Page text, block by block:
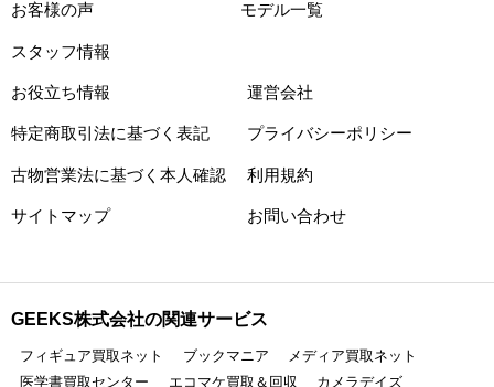
お客様の声 モデル一覧
スタッフ情報
お役立ち情報 運営会社
特定商取引法に基づく表記 プライバシーポリシー
古物営業法に基づく本人確認 利用規約
サイトマップ お問い合わせ
GEEKS株式会社の関連サービス
フィギュア買取ネット ブックマニア
メディア買取ネット
医学書買取センター
エコマケ買取＆回収 カメラデイズ